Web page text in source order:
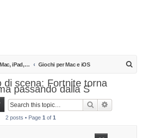
Aiuto per il Mac, iPad, iPhone e iPod Giochi per Mac e iOS
di scena: Fortnite torna
passando dalla S
Search
2 posts • Page 1 of 1